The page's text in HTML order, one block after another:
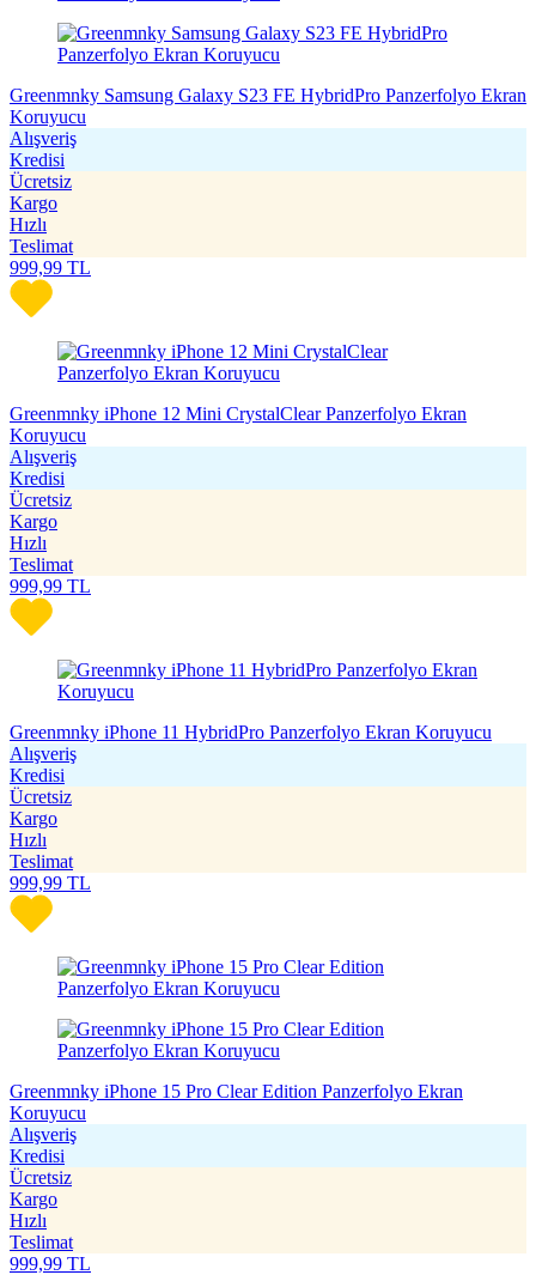
Greenmnky Samsung Galaxy S23 FE HybridPro Panzerfolyo Ekran
Koruyucu
Alışveriş
Kredisi
Ücretsiz
Kargo
Hızlı
Teslimat
999,99 TL
Greenmnky iPhone 12 Mini CrystalClear Panzerfolyo Ekran
Koruyucu
Alışveriş
Kredisi
Ücretsiz
Kargo
Hızlı
Teslimat
999,99 TL
Greenmnky iPhone 11 HybridPro Panzerfolyo Ekran Koruyucu
Alışveriş
Kredisi
Ücretsiz
Kargo
Hızlı
Teslimat
999,99 TL
Greenmnky iPhone 15 Pro Clear Edition Panzerfolyo Ekran
Koruyucu
Alışveriş
Kredisi
Ücretsiz
Kargo
Hızlı
Teslimat
999,99 TL